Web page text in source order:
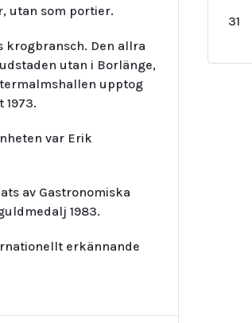
utan som portier.
krogbransch. Den allra
utan i Borlänge,
upptog
var Erik
av Gastronomiska
1983.
erkännande
31